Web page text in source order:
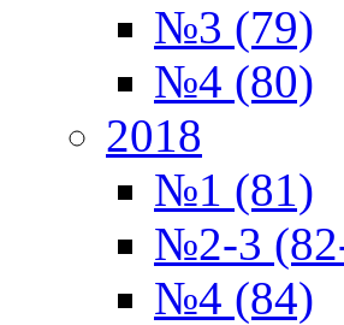
№3 (79)
№4 (80)
2018
№1 (81)
№2-3
№4 (84)